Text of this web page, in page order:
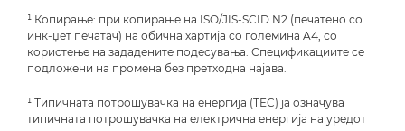
¹ Копирање: при копирање на ISO/JIS-SCID N2 (печатено со
инк-џет печатач) на обична хартија со големина A4, со
користење на зададените подесувања. Спецификациите се
подложени на промена без претходна најава.
¹ Типичната потрошувачка на енергија (TEC) ја означува
типичната потрошувачка на електрична енергија на уредот